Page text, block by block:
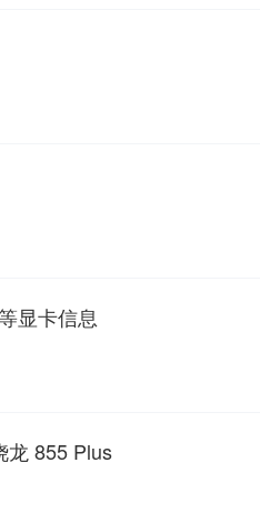
显卡信息
龙 855 Plus